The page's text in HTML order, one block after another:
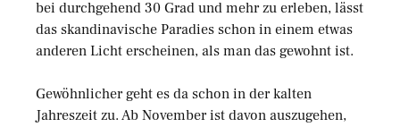
bei durchgehend 30 Grad und mehr zu erleben, lässt
das skandinavische Paradies schon in einem etwas
anderen Licht erscheinen, als man das gewohnt ist.
Gewöhnlicher geht es da schon in der kalten
Jahreszeit zu. Ab November ist davon auszugehen,